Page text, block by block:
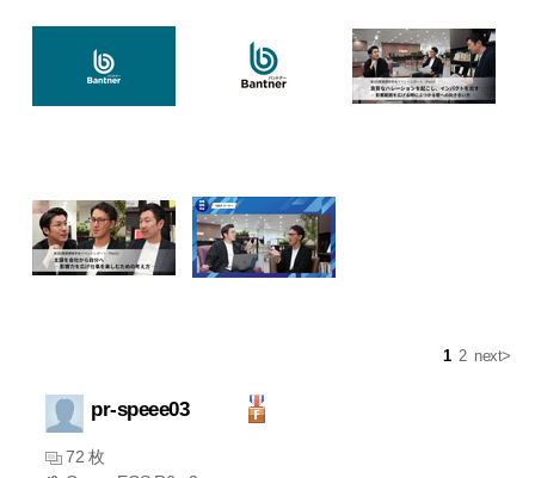
1 2 next>
pr-speee03
72 枚